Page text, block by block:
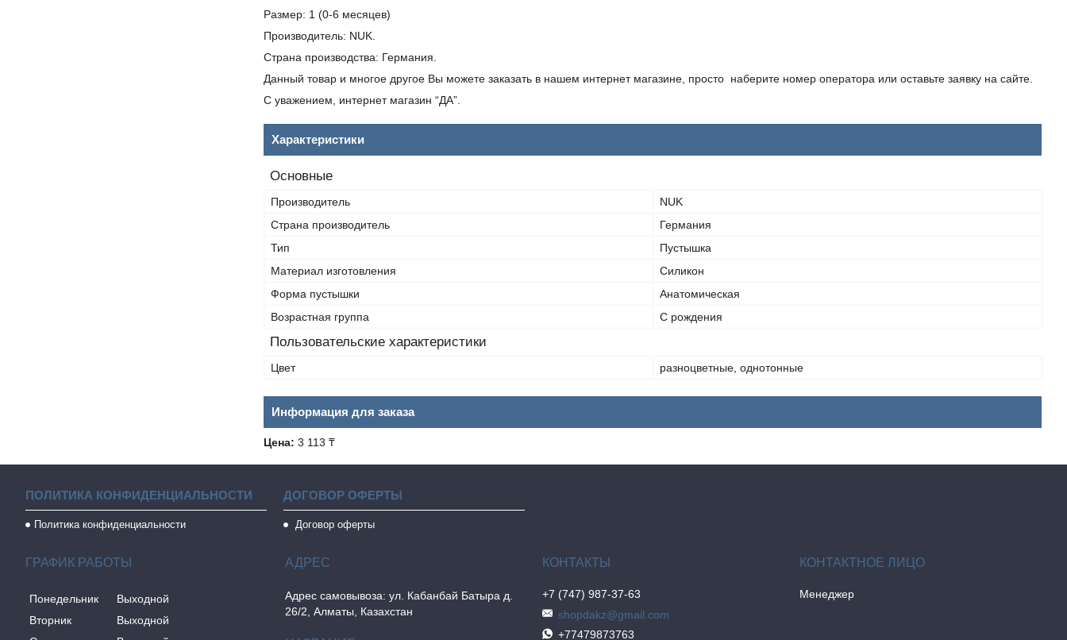
Размер: 1 (0-6 месяцев)
Производитель: NUK.
Страна производства: Германия.
Данный товар и многое другое Вы можете заказать в нашем интернет магазине, просто наберите номер оператора или оставьте заявку на сайте.
С уважением, интернет магазин “ДА”.
Характеристики
Основные
Производитель
NUK
Страна производитель
Германия
Тип
Пустышка
Материал изготовления
Силикон
Форма пустышки
Анатомическая
Возрастная группа
С рождения
Пользовательские характеристики
Цвет разноцветные, однотонные
Информация для заказа
Цена: 3 113 ₸
ПОЛИТИКА КОНФИДЕНЦИАЛЬНОСТИ
Политика конфиденциальности
ДОГОВОР ОФЕРТЫ
Договор оферты
ГРАФИК РАБОТЫ
Понедельник
Выходной
Вторник
Выходной
Адрес самовывоза: ул. Кабанбай Батыра д.
26/2, Алматы, Казахстан
+7 (747) 987-37-63
shopdakz@gmail.com
+77479873763
Менеджер